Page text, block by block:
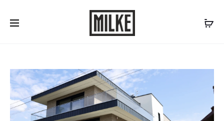
Skontaktuj się z nami:577 507 300